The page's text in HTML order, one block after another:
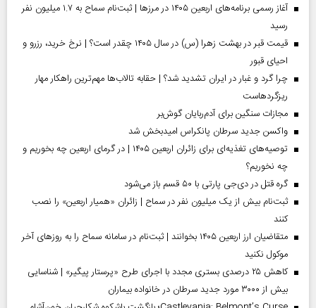
آغاز رسمی برنامه‌های اربعین ۱۴۰۵ در مرز‌ها | ثبت‌نام سماح به ۱.۷ میلیون نفر
رسید
قیمت قبر در بهشت زهرا (س) در سال ۱۴۰۵ چقدر است؟ | نرخ خرید، رزرو و
احیای قبور
چرا گرد و غبار در ایران تشدید شد؟ | حقابه تالاب‌ها مهم‌ترین راهکار مهار
ریزگردهاست
مجازات سنگین برای آدم‌ربایان گوش‌بر
واکسن جدید سرطان پانکراس امیدبخش شد
توصیه‌های تغذیه‌ای برای زائران اربعین ۱۴۰۵ | در گرمای اربعین چه بخوریم و
چه نخوریم؟
گره قتل در دی‌جی پارتی با ۵۰ قسم باز می‌شود
ثبت‌نام بیش از یک میلیون نفر در سماح | زائران «همیار اربعین» را نصب
کنند
متقاضیان ارز اربعین ۱۴۰۵ بخوانند | ثبت‌نام در سامانه سماح را به روز‌های آخر
موکول نکنید
کاهش ۲۵ درصدی بستری مجدد با اجرای طرح «پرستار پیگیر» | شناسایی
بیش از ۳۰۰۰ مورد جدید سرطان در خانواده بیماران